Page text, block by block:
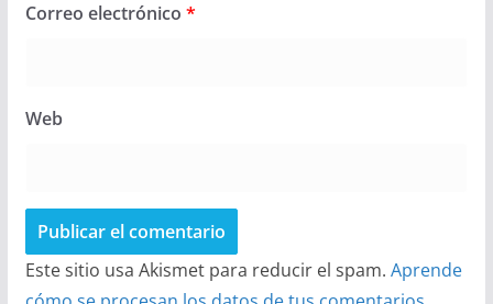
Correo electrónico *
Web
Este sitio usa Akismet para reducir el spam. Aprende